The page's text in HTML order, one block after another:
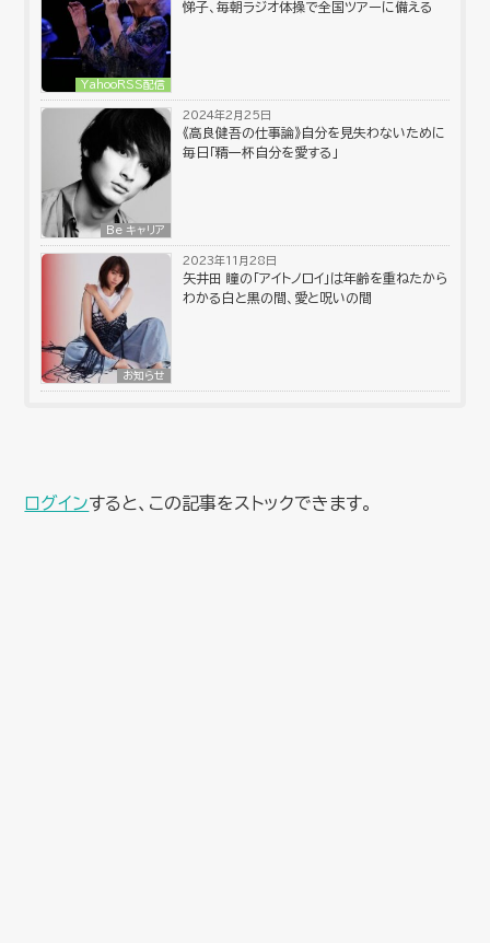
YahooRSS配信
悌子、毎朝ラジオ体操で全国ツアーに備える
Be キャリア
2024年2月25日
《高良健吾の仕事論》自分を見失わないために
毎日「精一杯自分を愛する」
お知らせ
2023年11月28日
矢井田 瞳の「アイトノロイ」は年齢を重ねたから
わかる白と黒の間、愛と呪いの間
ログインすると、この記事をストックできます。